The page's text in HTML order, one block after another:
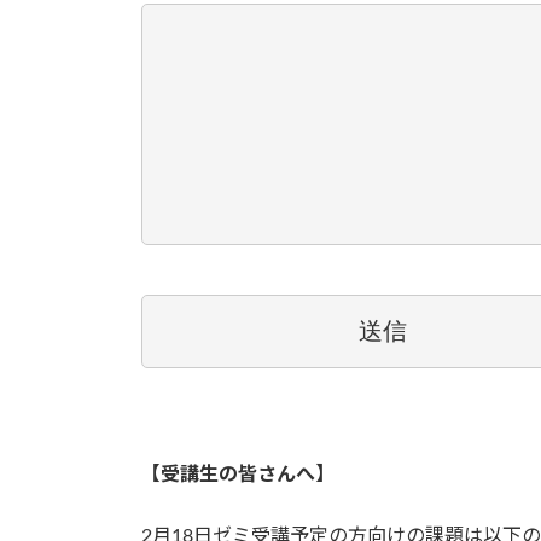
【受講生の皆さんへ】
2月18日ゼミ受講予定の方向けの課題は以下の